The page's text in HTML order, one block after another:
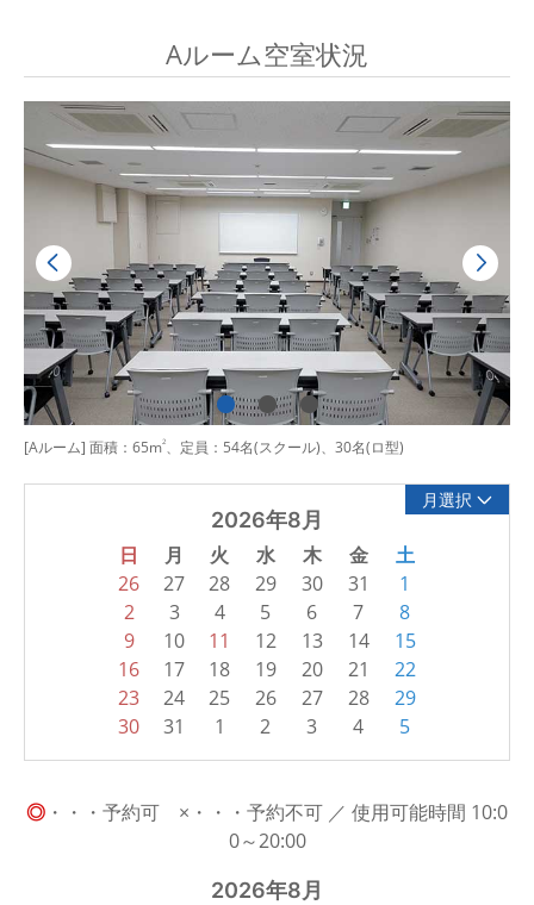
Aルーム空室状況
[Aルーム] 面積：65m2、定員：54名(スクール)、30名(ロ型)
月選択
2026年8月
日 月 火 水 木 金 土
26 27 28 29 30 31
1
2
3 4 5 6 7
8
9
10 11 12 13 14
15
16
17 18 19 20 21
22
23
24 25 26 27 28
29
30
31 1 2 3 4 5
◎ ・・・予約可 ×・・・予約不可 ／ 使用可能時間 10:0
0～20:00
2026年8月